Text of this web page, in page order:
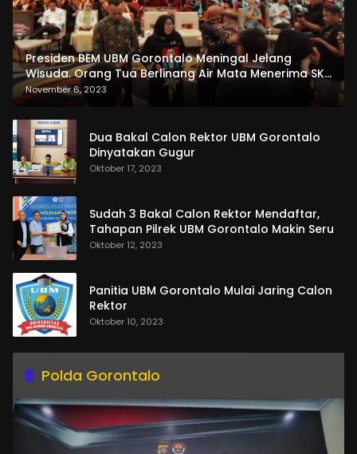
Presiden BEM UBM Gorontalo Meningal Jelang
Wisuda. Orang Tua Berlinang Air Mata Menerima SKL
dan Pemasangan Salempang
November 6, 2023
Dua Bakal Calon Rektor UBM Gorontalo
Dinyatakan Gugur
Oktober 17, 2023
Sudah 3 Bakal Calon Rektor Mendaftar,
Tahapan Pilrek UBM Gorontalo Makin Seru
Oktober 12, 2023
Panitia UBM Gorontalo Mulai Jaring Calon
Rektor
Oktober 10, 2023
Polda Gorontalo